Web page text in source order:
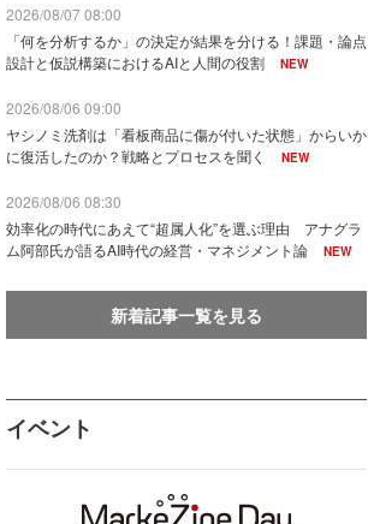
2026/08/07 08:00
「何を分析するか」の決定が結果を分ける！課題・論点
設計と仮説構築におけるAIと人間の役割
NEW
2026/08/06 09:00
ヤシノミ洗剤は「看板商品に傷が付いた状態」からいか
に復活したのか？戦略とプロセスを聞く
NEW
2026/08/06 08:30
効率化の時代にあえて“超属人化”を選ぶ理由 アナグラ
ム阿部氏が語るAI時代の経営・マネジメント論
NEW
新着記事一覧を見る
イベント